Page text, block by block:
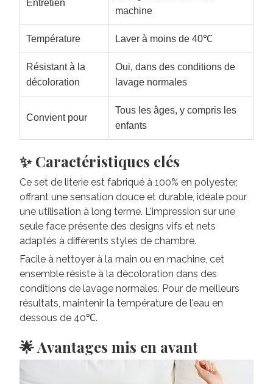
Entretien
machine
Température Laver à moins de 40℃
Résistant à la
décoloration
Oui, dans des conditions de
lavage normales
Convient pour
Tous les âges, y compris les
enfants
✨ Caractéristiques clés
Ce set de literie est fabriqué à 100% en polyester,
offrant une sensation douce et durable, idéale pour
une utilisation à long terme. L'impression sur une
seule face présente des designs vifs et nets
adaptés à différents styles de chambre.
Facile à nettoyer à la main ou en machine, cet
ensemble résiste à la décoloration dans des
conditions de lavage normales. Pour de meilleurs
résultats, maintenir la température de l'eau en
dessous de 40℃.
🌟 Avantages mis en avant